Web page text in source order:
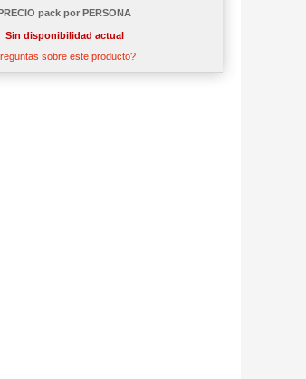
pack por PERSONA
Sin disponibilidad actual
sobre este producto?